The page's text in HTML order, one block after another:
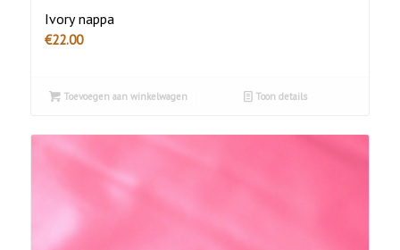
Ivory nappa
€22.00
Toevoegen aan winkelwagen Toon details